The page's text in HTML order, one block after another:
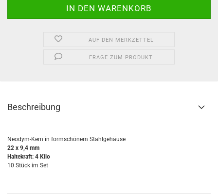
AUF DEN MERKZETTEL
FRAGE ZUM PRODUKT
Beschreibung
Neodym-Kern in formschönem Stahlgehäuse
22 x 9,4 mm
Haltekraft: 4 Kilo
10 Stück im Set